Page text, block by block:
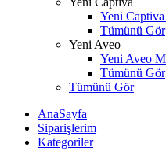
Yeni
Tümünü Gör
Yeni Aveo
Yeni Aveo
Tümünü Gör
Tümünü Gör
AnaSayfa
Siparişlerim
Kategoriler